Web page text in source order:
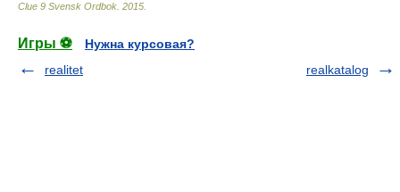
Clue 9 Svensk Ordbok 2015
Игры ⚽
Нужна курсовая?
realitet
realkatalog